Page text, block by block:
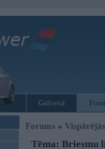
Galvenā
Forums »
Tēma: Briesmu